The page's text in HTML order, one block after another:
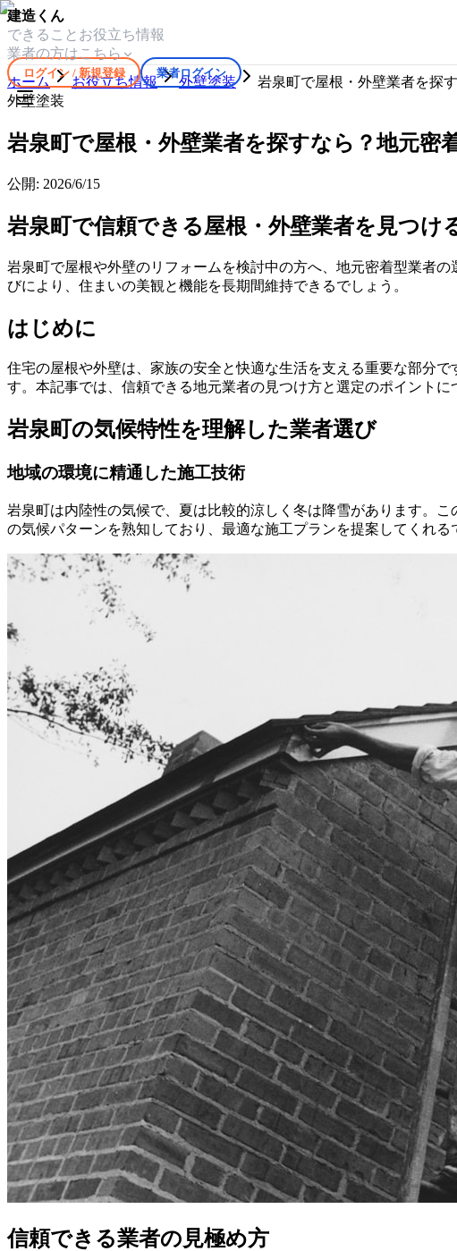
建造くん
できること お役立ち情報
業者の方はこちら
ログイン / 新規登録 業者ログイン
ホーム お役立ち情報 外壁塗装
岩泉町で屋根・外壁業者を探
外壁塗装
岩泉町で屋根・外壁業者を探すなら？地元密
公開: 2026/6/15
岩泉町で信頼できる屋根・外壁業者を見つけ
岩泉町で屋根や外壁のリフォームを検討中の方へ、地元密着型業者
びにより、住まいの美観と機能を長期間維持できるでしょう。
はじめに
住宅の屋根や外壁は、家族の安全と快適な生活を支える重要な部分
す。本記事では、信頼できる地元業者の見つけ方と選定のポイントに
岩泉町の気候特性を理解した業者選び
地域の環境に精通した施工技術
岩泉町は内陸性の気候で、夏は比較的涼しく冬は降雪があります。
の気候パターンを熟知しており、最適な施工プランを提案してくれ
信頼できる業者の見極め方